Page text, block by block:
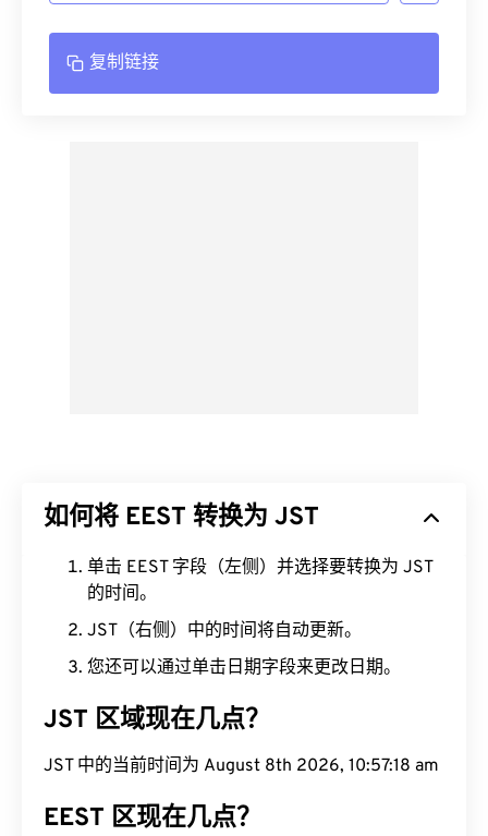
复制链接
如何将 EEST 转换为 JST
单击 EEST 字段（左侧）并选择要转换为 JST
的时间。
JST（右侧）中的时间将自动更新。
您还可以通过单击日期字段来更改日期。
JST 区域现在几点？
JST 中的当前时间为 August 8th 2026, 10:57:19 am
EEST 区现在几点？